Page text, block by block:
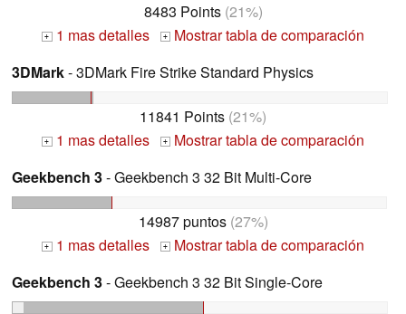
8483 Points(21%)
+ 1 mas detalles +
Mostrar tabla de comparación
3DMark- 3DMark Fire Strike Standard Physics
11841 Points (21%)
+ 1 mas detalles +
Mostrar tabla de comparación
Geekbench 3- Geekbench 3 32 Bit Multi-Core
14987 puntos(27%)
+ 1 mas detalles +
Mostrar tabla de comparación
Geekbench 3- Geekbench 3 32 Bit Single-Core